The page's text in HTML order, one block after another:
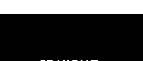
к построению бизнеса и созданию технологий под